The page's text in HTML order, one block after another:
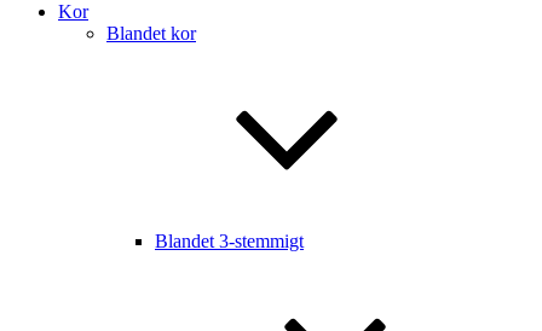
Kor
Blandet kor
Blandet 3-stemmigt